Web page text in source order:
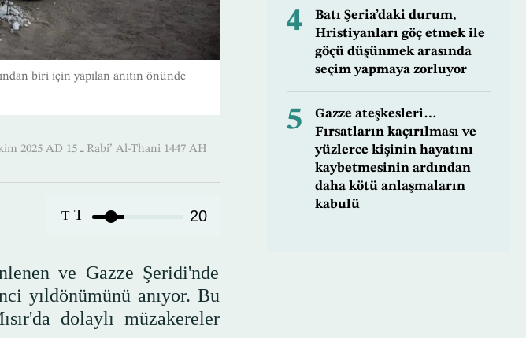
biri için yapılan anıtın önünde
15:20-7 Ekim 2025 AD ـ 15 Rabi’ Al-Thani 1447 AH
T T 20
ve Gazze Şeridi'nde
yıldönümünü anıyor. Bu
dolaylı müzakereler
4
Batı Şeria’daki durum,
Hristiyanları göç etmek ile
göçü düşünmek arasında
seçim yapmaya zorluyor
5
Gazze ateşkesleri…
Fırsatların kaçırılması ve
yüzlerce kişinin hayatını
kaybetmesinin ardından
daha kötü anlaşmaların
kabulü